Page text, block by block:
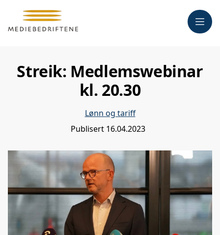
Meny
Streik: Medlemswebinar
kl. 20.30
Lønn og tariff
Publisert 16.04.2023